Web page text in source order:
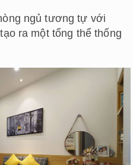
ngủ tương tự với
ra một tổng thể thống